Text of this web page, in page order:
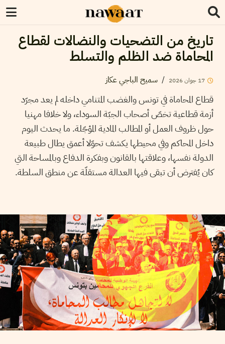
تاريخ من التضحيات والنضالات لقطاع
المحاماة ضد الظلم والتسلط
17 جوان2026
/ سميح الباجي عكاز
قطاع المحاماة في تونس والغضب المتنامي داخله لم يعد مجرّد
أزمة قطاعية تخصّ أصحاب الجبّة السوداء، ولا خلافا مهنيا
حول ظروف العمل أو المطالب المادية المؤجّلة. ما يحدث اليوم
داخل المحاكم وفي محيطها يكشف تحوّلا أعمق يطال طبيعة
الدولة نفسها، وعلاقتها بالقانون وبفكرة الدفاع وبالمساحة التي
كان يُفترض أن تبقى فيها العدالة مستقلّة عن منطق السلطة.